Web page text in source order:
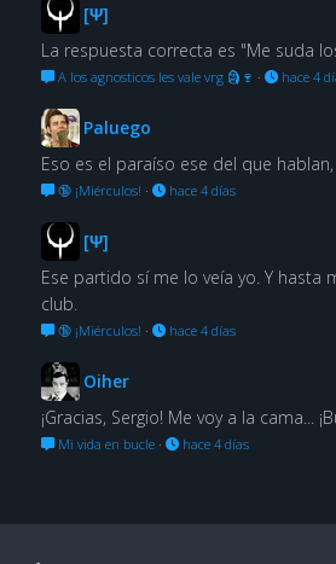
[Ψ]
La respuesta correcta es "Me suda
A los agnosticos les vale vrg 🗿🍷 · hace 4
Paluego
Eso es el paraíso ese del que
🔞 ¡Miérculos! · hace 4 días
[Ψ]
Ese partido sí me lo veía yo. Y hasta
club.
🔞 ¡Miérculos! · hace 4 días
Oiher
¡Gracias, Sergio! Me voy a la cama...
Mi vida en bucle· hace 4 días